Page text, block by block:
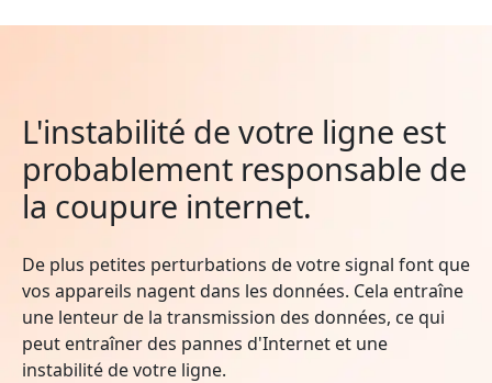
L'instabilité de votre ligne est
probablement responsable de
la coupure internet.
De plus petites perturbations de votre signal font que
vos appareils nagent dans les données. Cela entraîne
une lenteur de la transmission des données, ce qui
peut entraîner des pannes d'Internet et une
instabilité de votre ligne.